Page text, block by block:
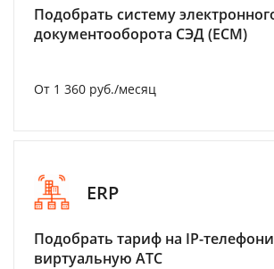
Подобрать систему
документооборота СЭД (ECM)
От 1 360 руб./месяц
ERP
Подобрать тариф на IP-
виртуальную АТС